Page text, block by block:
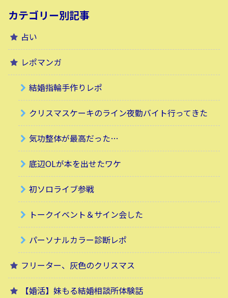
カテゴリー別記事
占い
レポマンガ
結婚指輪手作りレポ
クリスマスケーキのライン夜勤バイト行ってきた
気功整体が最高だった…
底辺OLが本を出せたワケ
初ソロライブ参戦
トークイベント＆サイン会した
パーソナルカラー診断レポ
フリーター、灰色のクリスマス
【婚活】妹もる結婚相談所体験話